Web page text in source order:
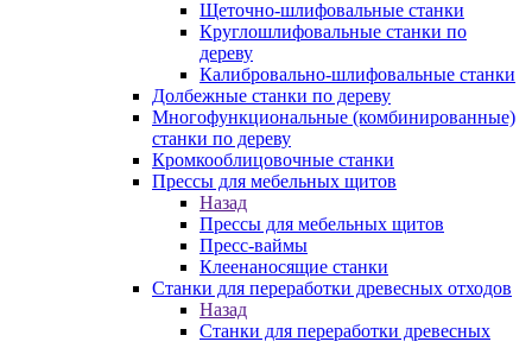
Щеточно-шлифовальные станки
Круглошлифовальные станки по
дереву
Калибровально-шлифовальные станки
Долбежные станки по дереву
Многофункциональные (комбинированные)
станки по дереву
Кромкооблицовочные станки
Прессы для мебельных щитов
Назад
Прессы для мебельных щитов
Пресс-ваймы
Клеенаносящие станки
Станки для переработки древесных отходов
Назад
Станки для переработки древесных